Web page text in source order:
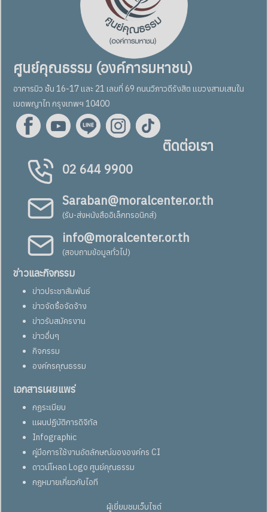
ศูนย์คุณธรรม (องค์การมหาชน)
อาคารมิว ชั้น 16-17 และ 21 เลขที่ 69 ถนนวิภาวดีรังสิต แขวงสามเสนใน
เขตพญาไท กรุงเทพฯ 10400
ติดต่อเรา
02 644 9900
Saraban@moralcenter.or.th
(รับ-ส่งหนังสืออิเล็กทรอนิกส์)
info@moralcenter.or.th
(สอบถามข้อมูลทั่วไป)
ข่าวและกิจกรรม
ข่าวประชาสัมพันธ์
ข่าวจัดซื้อจัดจ้าง
ข่าวรับสมัครงาน
ข่าวอื่นๆ
กิจกรรม
องค์กรคุณธรรม
เอกสารเผยแพร่
กฏระเบียบ
แผนปฏิบัติการดิจิทัล
Infographic
คู่มือการใช้งานอัตลักษณ์ขององค์กร CI
ดาวน์โหลด Logo ศูนย์คุณธรรม
กฎหมายเกี่ยวกับไอที
ผู้เยี่ยมชมเว็บไซต์